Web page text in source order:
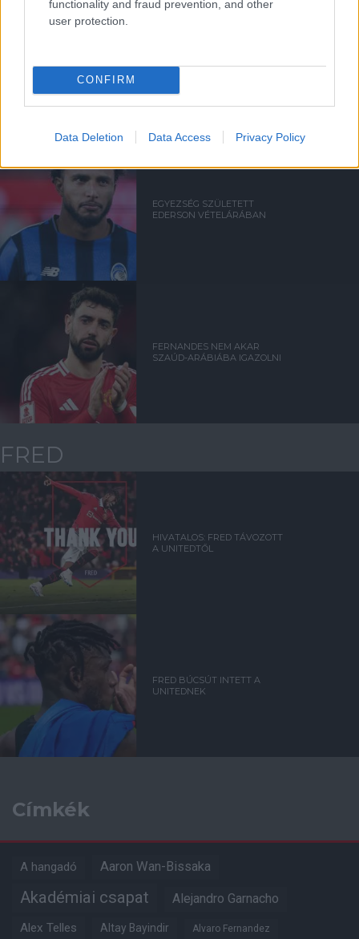
functionality and fraud prevention, and other
user protection.
CONFIRM
Data Deletion Data Access Privacy Policy
MEGEGYEZETT A UNITED A
EGYEZSÉG SZÜLETETT
EDERSON VÉTELÁRÁBAN
FERNANDES NEM AKAR
SZAÚD-ARÁBIÁBA IGAZOLNI
FRED
HIVATALOS: FRED TÁVOZOTT
A UNITEDTŐL
FRED BÚCSÚT INTETT A
UNITEDNEK
Címkék
A hangadó Aaron Wan-Bissaka
Akadémiai csapat Alejandro Garnacho
Alex Telles Altay Bayindir Alvaro Fernandez